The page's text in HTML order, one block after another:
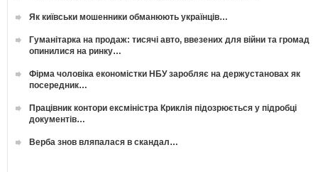
Як київськи мошенники обманюють українців…
Гуманітарка на продаж: тисячі авто, ввезених для війни та громад
опинилися на ринку…
Фірма чоловіка економістки НБУ заробляє на держустановах як
посередник…
Працівник контори ексміністра Криклія підозрюється у підробці
документів…
Верба знов вляпалася в скандал…